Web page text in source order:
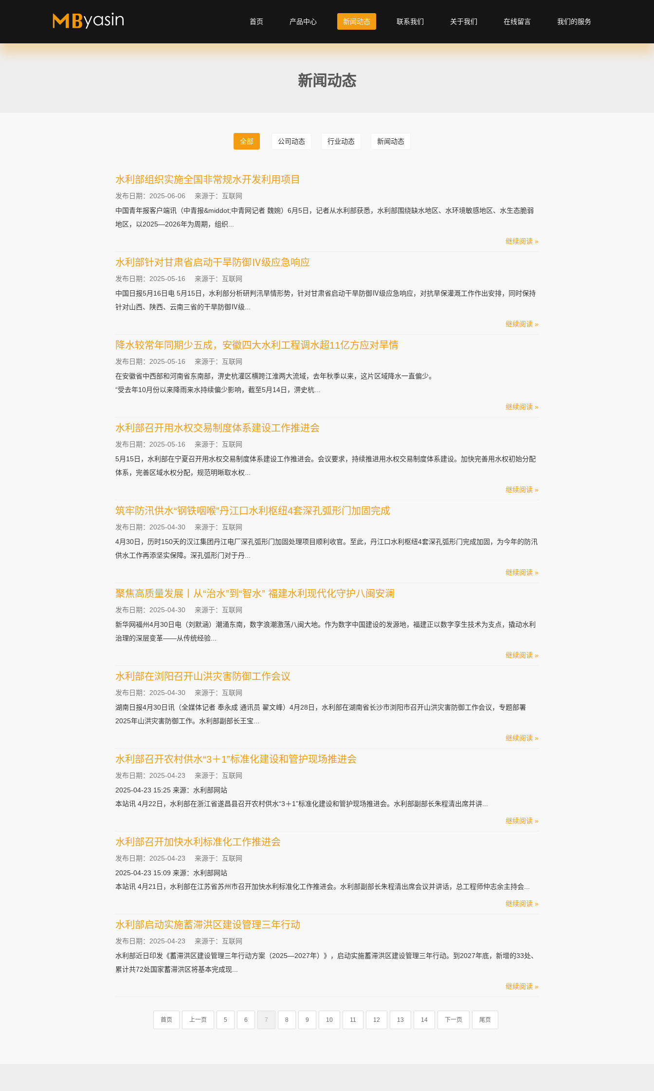
首页 产品中心 新闻动态 联系我们 关于我们 在线留言 我们的服务
新闻动态
全部 公司动态 行业动态 新闻动态
水利部组织实施全国非常规水开发利用项目
发布日期：2025-06-06
来源于：互联网
中国青年报客户端讯（中青报&middot;中青网记者 魏婉）6月5日，记者从水利部获悉，水利部围绕缺水地区、水环境敏感地区、水生态脆弱
地区，以2025—2026年为周期，组织...
继续阅读 »
水利部针对甘肃省启动干旱防御Ⅳ级应急响应
发布日期：2025-05-16
来源于：互联网
中国日报5月16日电 5月15日，水利部分析研判汛旱情形势，针对甘肃省启动干旱防御Ⅳ级应急响应，对抗旱保灌溉工作作出安排，同时保持
针对山西、陕西、云南三省的干旱防御Ⅳ级...
继续阅读 »
降水较常年同期少五成，安徽四大水利工程调水超11亿方应对旱情
发布日期：2025-05-16
来源于：互联网
在安徽省中西部和河南省东南部，淠史杭灌区横跨江淮两大流域，去年秋季以来，这片区域降水一直偏少。
“受去年10月份以来降雨来水持续偏少影响，截至5月14日，淠史杭...
继续阅读 »
水利部召开用水权交易制度体系建设工作推进会
发布日期：2025-05-16
来源于：互联网
5月15日，水利部在宁夏召开用水权交易制度体系建设工作推进会。会议要求，持续推进用水权交易制度体系建设。加快完善用水权初始分配
体系，完善区域水权分配，规范明晰取水权...
继续阅读 »
筑牢防汛供水“钢铁咽喉”丹江口水利枢纽4套深孔弧形门加固完成
发布日期：2025-04-30
来源于：互联网
4月30日，历时150天的汉江集团丹江电厂深孔弧形门加固处理项目顺利收官。至此，丹江口水利枢纽4套深孔弧形门完成加固，为今年的防汛
供水工作再添坚实保障。深孔弧形门对于丹...
继续阅读 »
聚焦高质量发展丨从“治水”到“智水” 福建水利现代化守护八闽安澜
发布日期：2025-04-30
来源于：互联网
新华网福州4月30日电（刘默涵）潮涌东南，数字浪潮激荡八闽大地。作为数字中国建设的发源地，福建正以数字孪生技术为支点，撬动水利
治理的深层变革——从传统经验...
继续阅读 »
水利部在浏阳召开山洪灾害防御工作会议
发布日期：2025-04-30
来源于：互联网
湖南日报4月30日讯（全媒体记者 奉永成 通讯员 翟文峰）4月28日，水利部在湖南省长沙市浏阳市召开山洪灾害防御工作会议，专题部署
2025年山洪灾害防御工作。水利部副部长王宝...
继续阅读 »
水利部召开农村供水“3＋1”标准化建设和管护现场推进会
发布日期：2025-04-23
来源于：互联网
2025-04-23 15:25 来源：水利部网站
本站讯 4月22日，水利部在浙江省遂昌县召开农村供水“3＋1”标准化建设和管护现场推进会。水利部副部长朱程清出席并讲...
继续阅读 »
水利部召开加快水利标准化工作推进会
发布日期：2025-04-23
来源于：互联网
2025-04-23 15:09 来源：水利部网站
本站讯 4月21日，水利部在江苏省苏州市召开加快水利标准化工作推进会。水利部副部长朱程清出席会议并讲话，总工程师仲志余主持会...
继续阅读 »
水利部启动实施蓄滞洪区建设管理三年行动
发布日期：2025-04-23
来源于：互联网
水利部近日印发《蓄滞洪区建设管理三年行动方案（2025—2027年）》，启动实施蓄滞洪区建设管理三年行动。到2027年底，新增的33处、
累计共72处国家蓄滞洪区将基本完成现...
继续阅读 »
首页 上一页 5 6 7 8 9 10 11 12 13 14 下一页 尾页